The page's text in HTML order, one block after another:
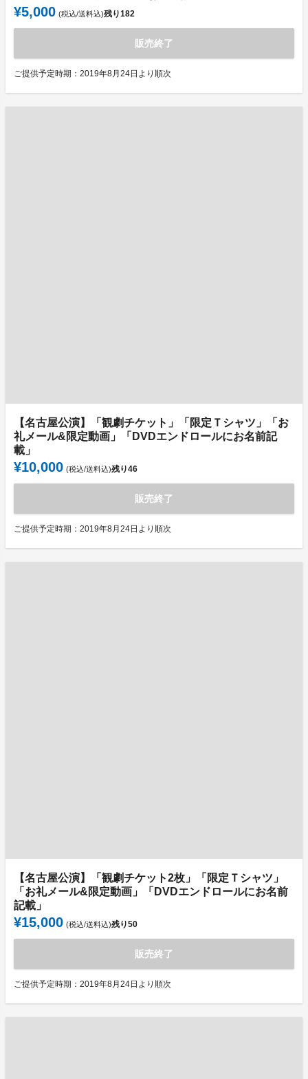
¥5,000 (税込/送料込)残り182
販売終了
ご提供予定時期：2019年8月24日より順次
【名古屋公演】「観劇チケット」「限定Ｔシャツ」「お
礼メール&限定動画」「DVDエンドロールにお名前記
載」
¥10,000 (税込/送料込)残り46
販売終了
ご提供予定時期：2019年8月24日より順次
【名古屋公演】「観劇チケット2枚」「限定Ｔシャツ」
「お礼メール&限定動画」「DVDエンドロールにお名前
記載」
¥15,000 (税込/送料込)残り50
販売終了
ご提供予定時期：2019年8月24日より順次